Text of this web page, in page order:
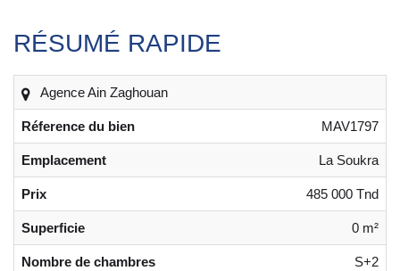
RÉSUMÉ RAPIDE
Agence Ain Zaghouan
Réference du bien MAV1797
Emplacement La Soukra
Prix 485 000 Tnd
Superficie 0 m²
Nombre de chambres S+2